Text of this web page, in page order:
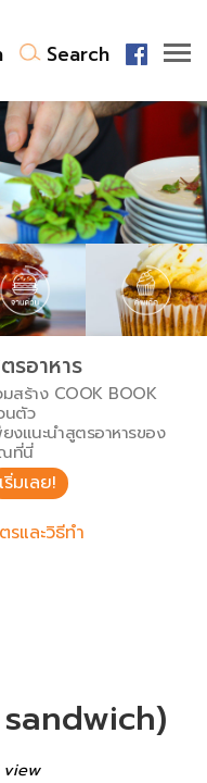
Search
รอาหาร
มสร้าง COOK BOOK
นตัว
ยงแนะนำสูตรอาหารของ
ที่นี่
เริ่มเลย!
รและวิธีทำ
view